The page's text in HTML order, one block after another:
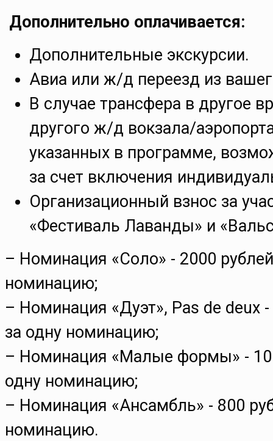
Дополнительно оплачивается:
Дополнительные экскурсии.
Авиа или ж/д переезд из
В случае трансфера в другое
другого ж/д вокзала/
указанных в программе,
за счет включения
Организационный взнос за
«Фестиваль Лаванды» и
– Номинация «Соло» - 2000
номинацию;
– Номинация «Дуэт», Pas de deux
за одну номинацию;
– Номинация «Малые формы» -
одну номинацию;
– Номинация «Ансамбль» - 800
номинацию.